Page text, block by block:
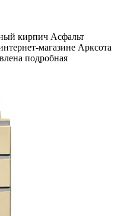
кирпич Асфальт
магазине Арксота
подробная